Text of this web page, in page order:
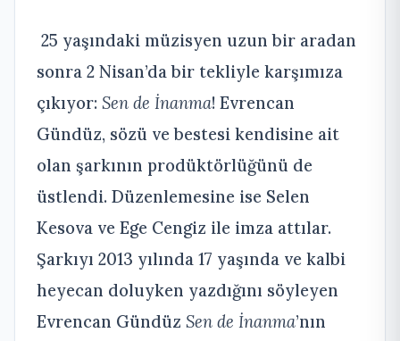
25 yaşındaki müzisyen uzun bir aradan
sonra 2 Nisan’da bir tekliyle karşımıza
çıkıyor: Sen de İnanma! Evrencan
Gündüz, sözü ve bestesi kendisine ait
olan şarkının prodüktörlüğünü de
üstlendi. Düzenlemesine ise Selen
Kesova ve Ege Cengiz ile imza attılar.
Şarkıyı 2013 yılında 17 yaşında ve kalbi
heyecan doluyken yazdığını söyleyen
Evrencan Gündüz Sen de İnanma’nın